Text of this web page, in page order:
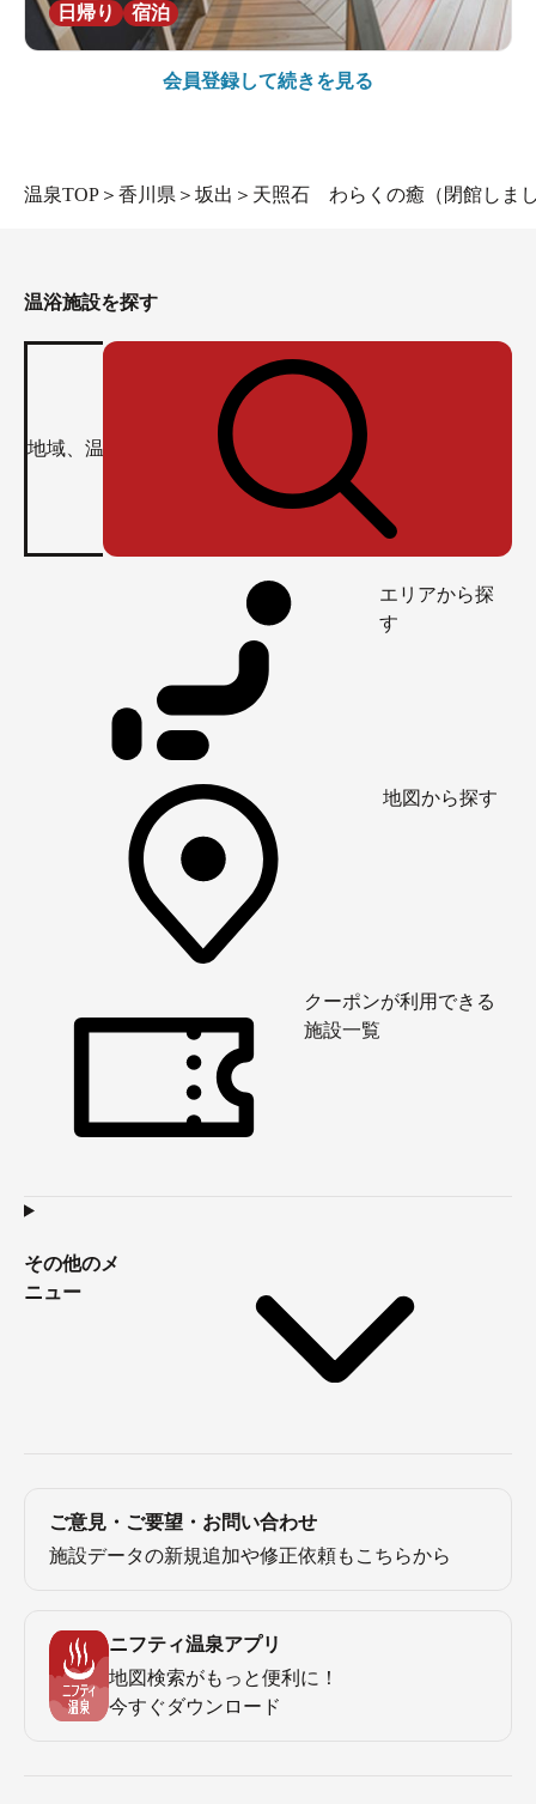
日帰り
宿泊
会員登録して続きを見る
温泉TOP ＞ 香川県 ＞ 坂出 ＞ 天照石 わらくの癒（閉館しま
温浴施設を探す
エリアから探
す
地図から探す
クーポンが利用できる
施設一覧
その他のメ
ニュー
ご意見・ご要望・お問い合わせ
施設データの新規追加や修正依頼もこちらから
ニフティ温泉アプリ
地図検索がもっと便利に！
今すぐダウンロード